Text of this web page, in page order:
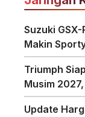
Puluhan
2026
Juragan99
B11R GIIAS
Utama.
dua unit
Scania
premium.
1 hari yang lalu